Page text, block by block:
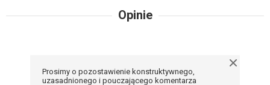
Opinie
Prosimy o pozostawienie konstruktywnego,
uzasadnionego i pouczającego komentarza